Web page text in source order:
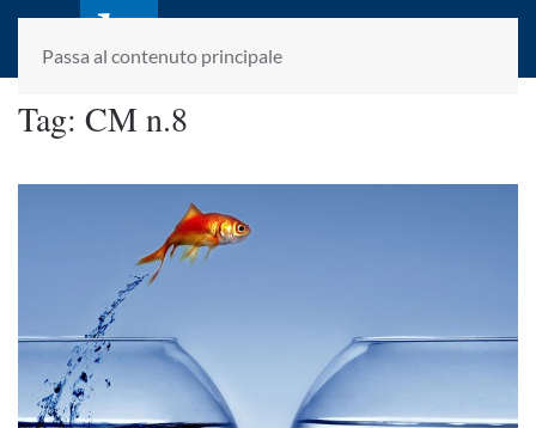
Passa al contenuto principale
laletteraturaenoi.it
fondato da Romano Luperini
Tag: CM n.8